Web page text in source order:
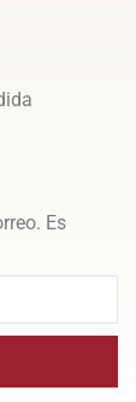
Es